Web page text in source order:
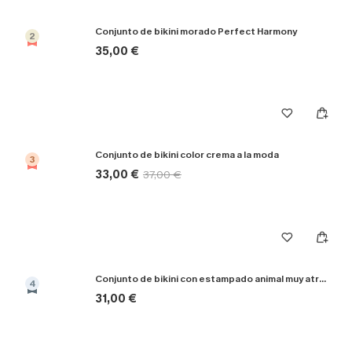
2 Conjunto de bikini morado Perfect Harmony
35,00 €
3 Conjunto de bikini color crema a la moda
33,00 € 37,00 €
4 Conjunto de bikini con estampado animal muy atractivo
31,00 €